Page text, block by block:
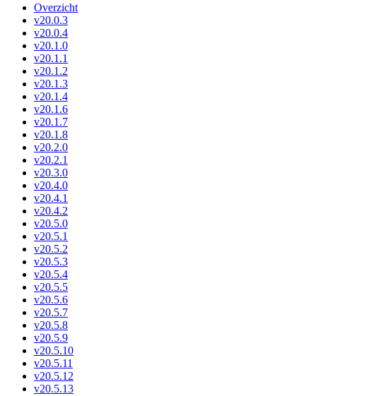
Overzicht
v20.0.3
v20.0.4
v20.1.0
v20.1.1
v20.1.2
v20.1.3
v20.1.4
v20.1.6
v20.1.7
v20.1.8
v20.2.0
v20.2.1
v20.3.0
v20.4.0
v20.4.1
v20.4.2
v20.5.0
v20.5.1
v20.5.2
v20.5.3
v20.5.4
v20.5.5
v20.5.6
v20.5.7
v20.5.8
v20.5.9
v20.5.10
v20.5.11
v20.5.12
v20.5.13